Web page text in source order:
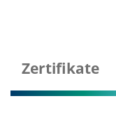
Zertifikate